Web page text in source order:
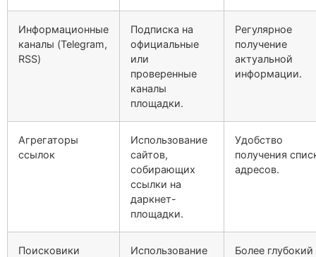
Информационные
каналы (Telegram,
RSS)
Подписка на
официальные
или
проверенные
каналы
площадки.
Регулярное
получение
актуальной
информации.
Агрегаторы
ссылок
Использование
сайтов,
собирающих
ссылки на
даркнет-
площадки.
Удобство
получения
адресов.
Поисковики
Использование
Более глубокий